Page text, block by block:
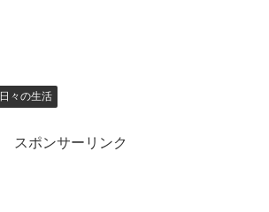
日々の生活
スポンサーリンク